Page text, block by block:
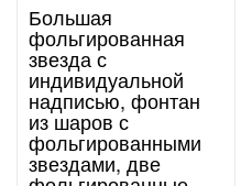
Большая
фольгированная
звезда с
индивидуальной
надписью, фонтан
из шаров с
фольгированными
звездами, две